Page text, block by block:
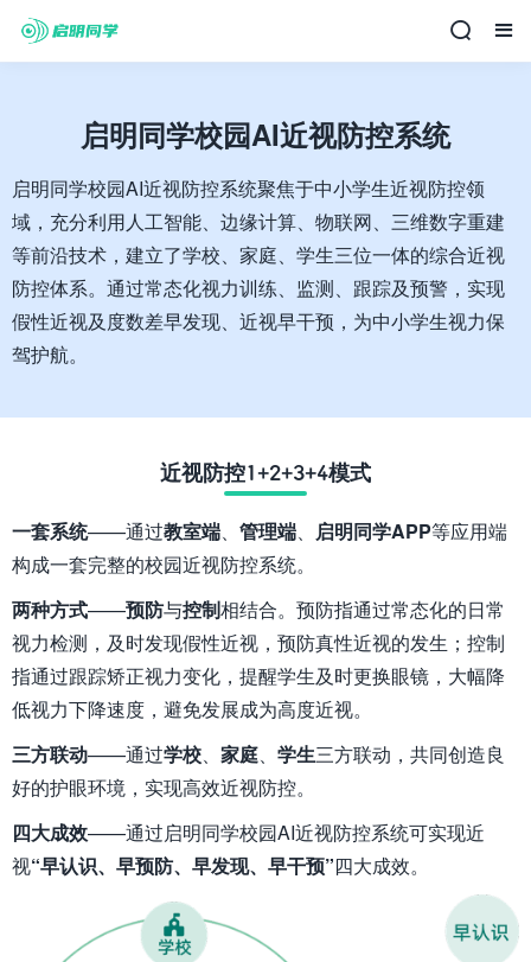
启明同学校园AI近视防控系统
启明同学校园AI近视防控系统聚焦于中小学生近视防控领
域，充分利用人工智能、边缘计算、物联网、三维数字重建
等前沿技术，建立了学校、家庭、学生三位一体的综合近视
防控体系。通过常态化视力训练、监测、跟踪及预警，实现
假性近视及度数差早发现、近视早干预，为中小学生视力保
驾护航。
近视防控1+2+3+4模式
一套系统——通过教室端 管理端 启明同学APP等应用端
构成一套完整的校园近视防控系统。
两种方式——预防与控制相结合。预防指通过常态化的日常
视力检测，及时发现假性近视，预防真性近视的发生；控制
指通过跟踪矫正视力变化，提醒学生及时更换眼镜，大幅降
低视力下降速度，避免发展成为高度近视。
三方联动——通过学校 家庭 学生三方联动，共同创造良
好的护眼环境，实现高效近视防控。
四大成效——通过启明同学校园AI近视防控系统可实现近
视“早认识、早预防、早发现、早干预”四大成效。